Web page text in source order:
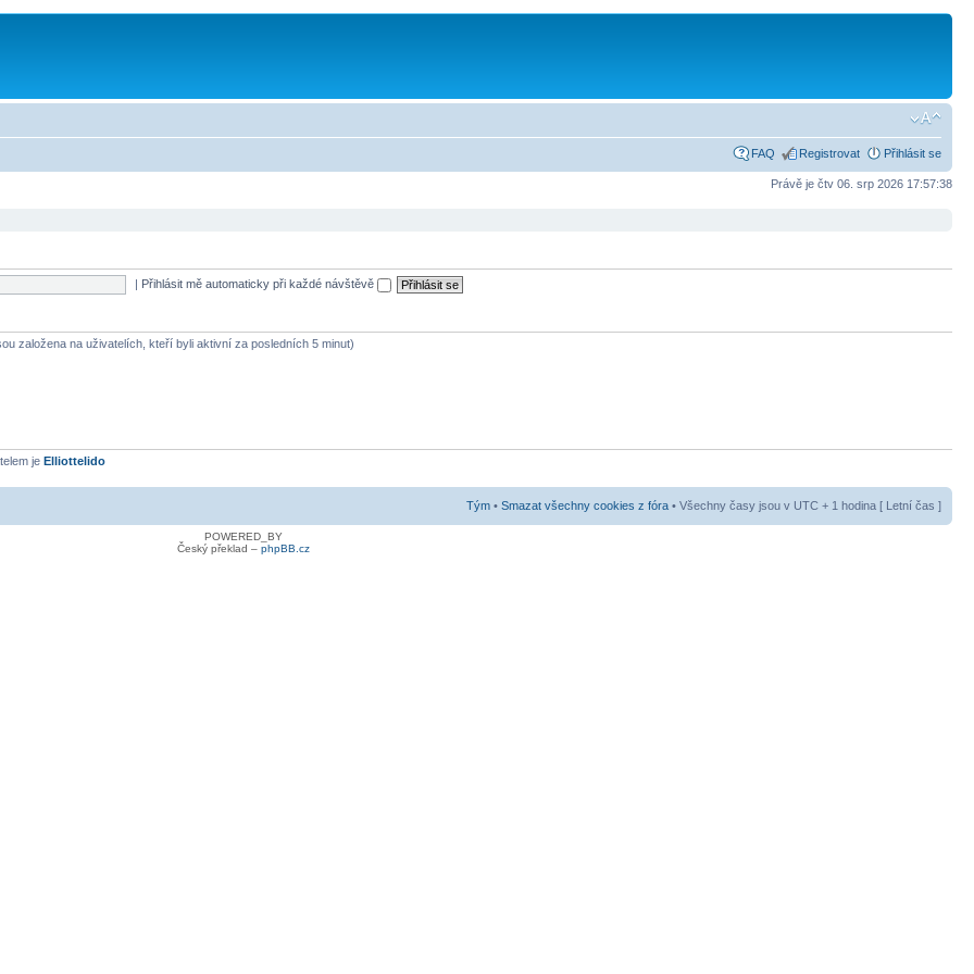
FAQ Registrovat Přihlásit se
Právě je čtv 06. srp 2026 17:57:38
| Přihlásit mě automaticky při každé návštěvě
založena na uživatelích, kteří byli aktivní za posledních 5 minut)
je Elliottelido
Tým • Smazat všechny cookies z fóra • Všechny časy jsou v UTC + 1 hodina [ Letní čas ]
POWERED_BY
Český překlad – phpBB.cz